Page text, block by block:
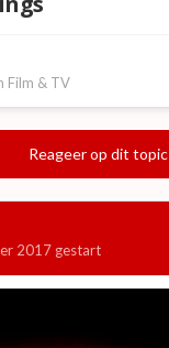
Film & TV
Reageer op dit topic
2017 gestart